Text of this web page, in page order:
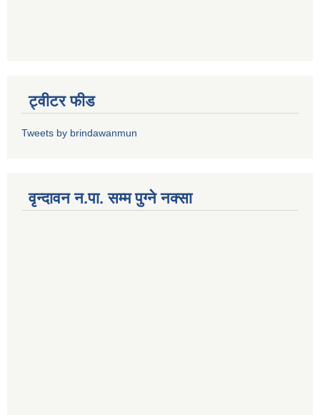
ट्वीटर फीड
Tweets by brindawanmun
वृन्दावन न.पा. सम्म पुग्ने नक्सा